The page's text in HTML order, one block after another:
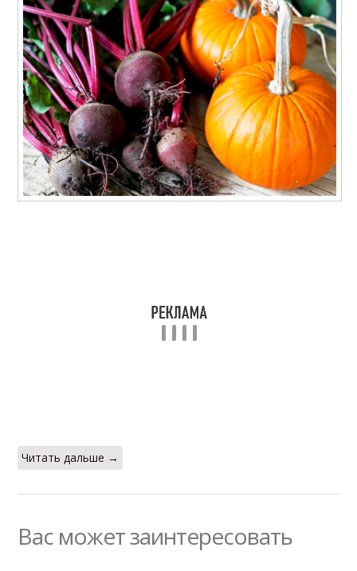
Читать дальше →
Вас может заинтересовать